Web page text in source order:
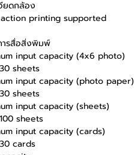
ยดกล้อง
printing supported
ารสื่อสิ่งพิมพ์
input capacity (4x6 photo)
sheets
input capacity (photo paper)
sheets
input capacity (sheets)
sheets
input capacity (cards)
cards